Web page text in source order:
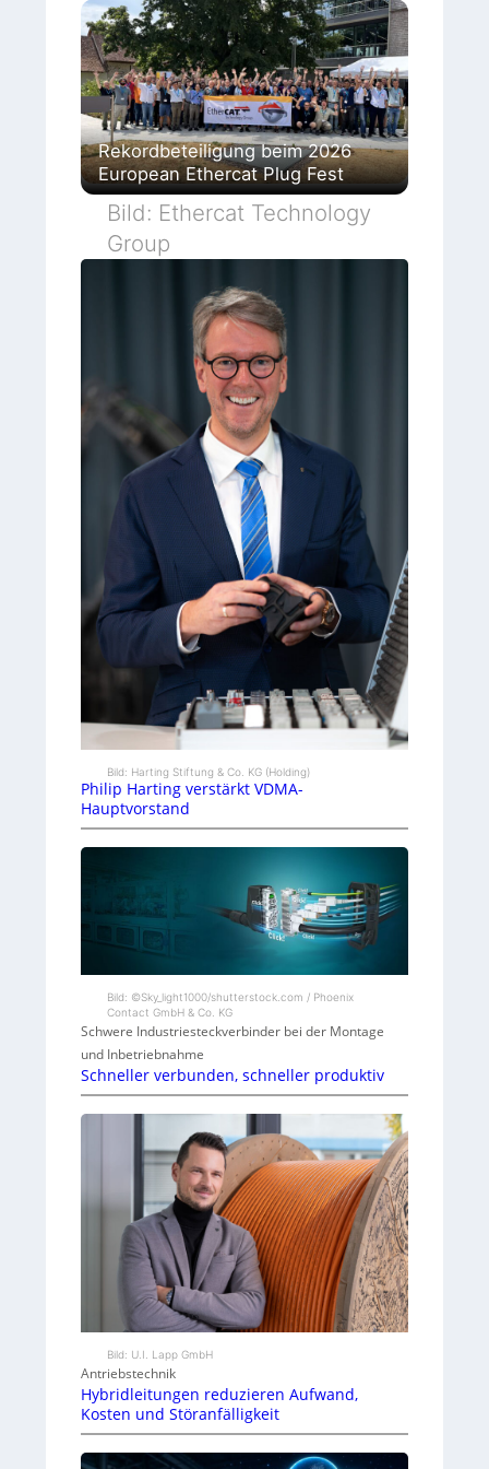
Rekordbeteiligung beim 2026
European Ethercat Plug Fest
Bild: Ethercat Technology
Group
Bild: Harting Stiftung & Co. KG (Holding)
Philip Harting verstärkt VDMA-
Hauptvorstand
Bild: ©Sky_light1000/shutterstock.com / Phoenix
Contact GmbH & Co. KG
Schwere Industriesteckverbinder bei der Montage
und Inbetriebnahme
Schneller verbunden, schneller produktiv
Bild: U.I. Lapp GmbH
Antriebstechnik
Hybridleitungen reduzieren Aufwand,
Kosten und Störanfälligkeit